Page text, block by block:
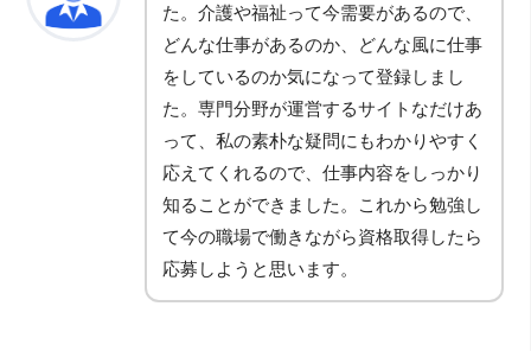
た。介護や福祉って今需要があるので、
どんな仕事があるのか、どんな風に仕事
をしているのか気になって登録しまし
た。専門分野が運営するサイトなだけあ
って、私の素朴な疑問にもわかりやすく
応えてくれるので、仕事内容をしっかり
知ることができました。これから勉強し
て今の職場で働きながら資格取得したら
応募しようと思います。